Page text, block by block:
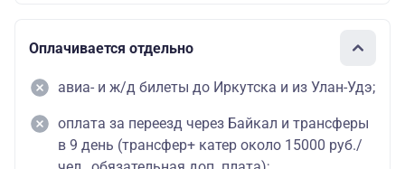
Оплачивается отдельно
авиа- и ж/д билеты до Иркутска и из Улан-Удэ;
оплата за переезд через Байкал и трансферы
в 9 день (трансфер+ катер около 15000 руб./